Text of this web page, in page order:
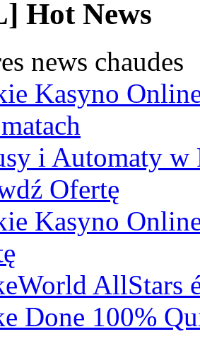
Hot News
news chaudes
Kasyno
i Automaty w
Ofertę
Kasyno
AllStars
Done 100%